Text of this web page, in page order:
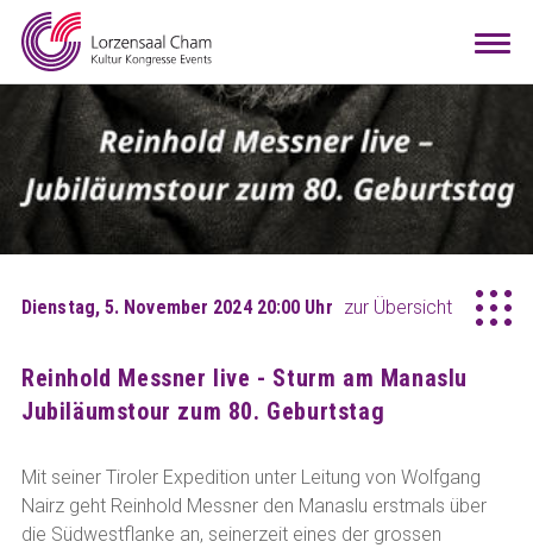
Mieten
Besuchen
Infos
Teamwork
Dienstag, 5. November 2024 20:00 Uhr zur Übersicht
Reinhold Messner live - Sturm am Manaslu
Jubiläumstour zum 80. Geburtstag
Mit seiner Tiroler Expedition unter Leitung von Wolfgang
Nairz geht Reinhold Messner den Manaslu erstmals über
die Südwestflanke an, seinerzeit eines der grossen